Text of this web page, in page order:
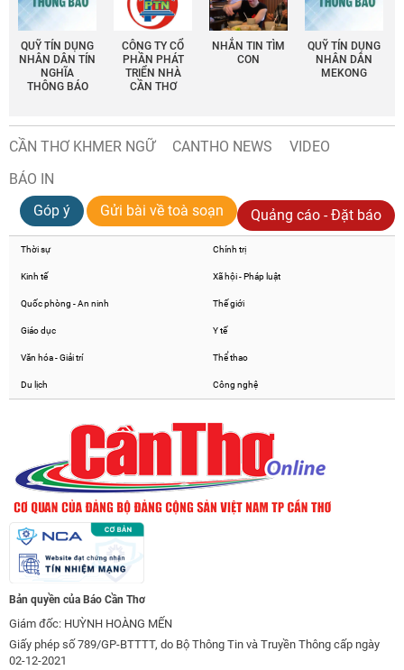
QUỸ TÍN DỤNG
NHÂN DÂN TÍN
NGHĨA
THÔNG BÁO
CÔNG TY CỔ
PHẦN PHÁT
TRIỂN NHÀ
CẦN THƠ
NHẮN TIN TÌM
CON
QUỸ TÍN DỤNG
NHÂN DÂN
MEKONG
CẦN THƠ KHMER NGỮ CANTHO NEWS
VIDEO
BÁO IN
Góp ý
Gửi bài về toà soạn Quảng cáo - Đặt báo
Thời sự Chính trị
Kinh tế Xã hội - Pháp luật
Quốc phòng - An ninh Thế giới
Giáo dục Y tế
Văn hóa - Giải trí Thể thao
Du lịch Công nghệ
Bản quyền của Báo Cần Thơ
Giám đốc: HUỲNH HOÀNG MẾN
Giấy phép số 789/GP-BTTTT, do Bộ Thông Tin và Truyền Thông cấp ngày
02-12-2021